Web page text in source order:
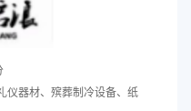
仪器材、殡葬制冷设备、纸